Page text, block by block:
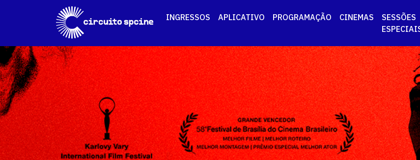
INGRESSOS APLICATIVO PROGRAMAÇÃO CINEMAS
SESSÕES